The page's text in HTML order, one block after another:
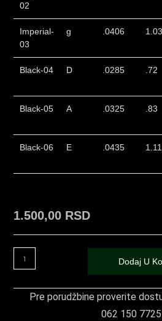
02
Imperial-
03
g .0406 1.03
Black-04 D .0285 .72
Black-05 A .0325 .83
Black-06 E .0435 1.11
1.500,00 RSD
Dodaj U
Pre porudžbine proverite
062 150 7725